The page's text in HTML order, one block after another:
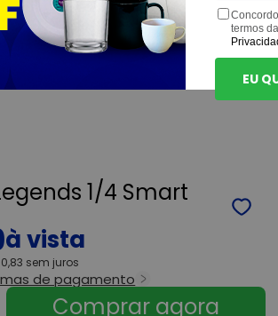
1/4 Smart
sem juros
de pagamento
termos
EU